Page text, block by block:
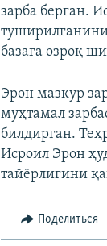
зарба берган.
базага озроқ
Эрон мазкур
муҳтамал
билдирган.
Исроил Эрон
тайёрлигини
Поделиться